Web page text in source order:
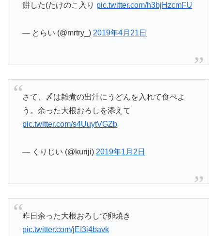
餅した(たけのこ入り pic.twitter.com/h3bjHzcmFU
— とらい (@mrtry_) 2019年4月21日
さて、〆は雑煮の出汁にうどんを入れて食べよ
う。余った大根おろしを添えて
pic.twitter.com/s4UuytVGZb
— くりじい (@kuriji) 2019年1月2日
昨日余った大根おろしで卵焼き
pic.twitter.com/jEI3i4bavk